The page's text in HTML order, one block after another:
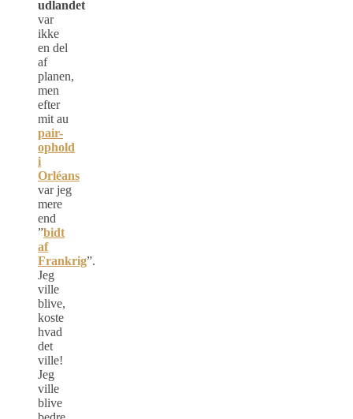
udlandet
var
ikke
en del
af
planen,
men
efter
mit au
pair-
ophold
i
Orléans
var jeg
mere
end
”bidt
af
Frankrig”.
Jeg
ville
blive,
koste
hvad
det
ville!
Jeg
ville
blive